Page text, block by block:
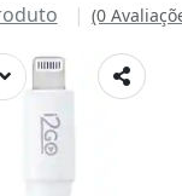
(0